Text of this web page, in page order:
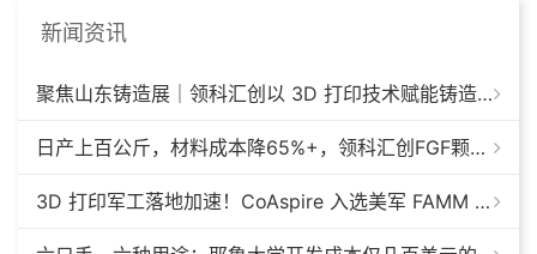
新闻资讯
聚焦山东铸造展｜领科汇创以 3D 打印技术赋能铸造模具革新
日产上百公斤，材料成本降65%+，领科汇创FGF颗粒料3D打印机
3D 打印军工落地加速！CoAspire 入选美军 FAMM 导弹项目，RAACM 巡航导弹依托增材制造推进量产